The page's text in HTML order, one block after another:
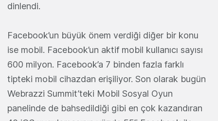
dinlendi.
Facebook’un büyük önem verdiği diğer bir konu
ise mobil. Facebook’un aktif mobil kullanıcı sayısı
600 milyon. Facebook’a 7 binden fazla farklı
tipteki mobil cihazdan erişiliyor. Son olarak bugün
Webrazzi Summit’teki Mobil Sosyal Oyun
panelinde de bahsedildiği gibi en çok kazandıran